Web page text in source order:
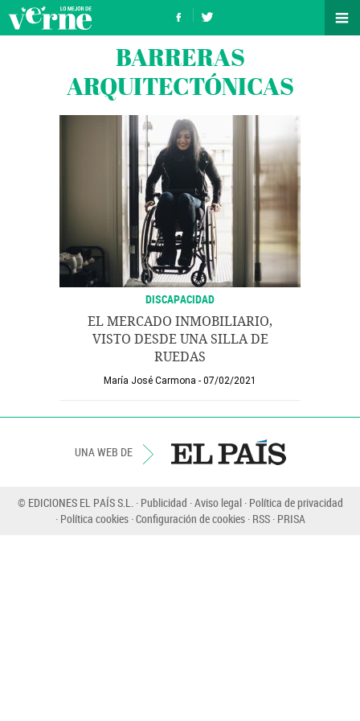
BARRERAS
ARQUITECTÓNICAS
DISCAPACIDAD
EL MERCADO INMOBILIARIO,
VISTO DESDE UNA SILLA DE
RUEDAS
María José Carmona 07/02/2021
UNA WEB DE
© EDICIONES EL PAÍS S.L. Publicidad Aviso legal Política de privacidad
Política cookies Configuración de cookies RSS PRISA